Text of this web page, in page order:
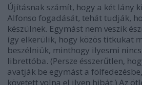
Újításnak számít, hogy a két lány
Alfonso fogadását, tehát tudják,
készülnek. Egymást nem veszik
így elkerülik, hogy közös titkukat
beszélniük, minthogy ilyesmi
librettóba. (Persze ésszerűtlen,
avatják be egymást a
követett volna el ilyen hibát.) Az